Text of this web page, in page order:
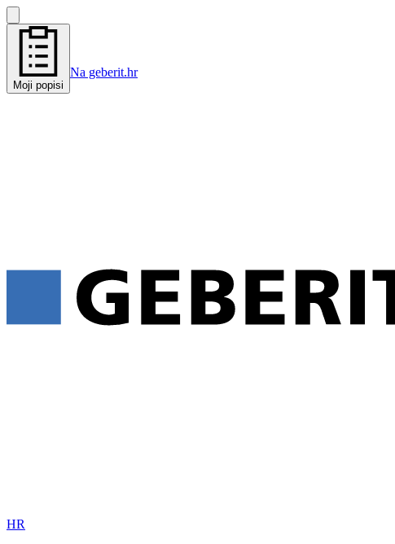
Moji popisi
Na geberit.hr
HR